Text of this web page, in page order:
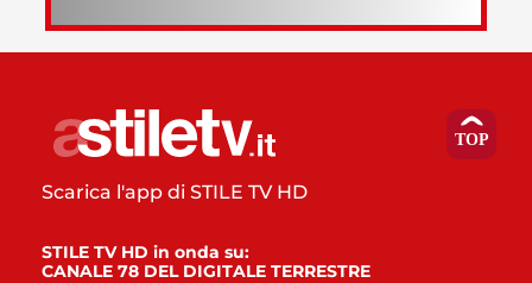
Scarica l'app di STILE TV HD
STILE TV HD in onda su:
CANALE 78 DEL DIGITALE TERRESTRE